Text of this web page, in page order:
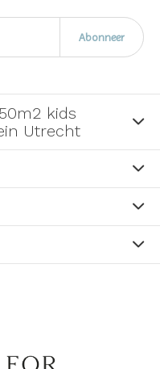
Abonneer
kids
Utrecht